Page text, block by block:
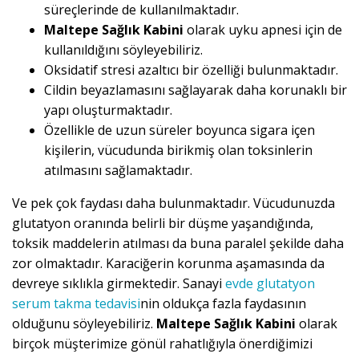
süreçlerinde de kullanılmaktadır.
Maltepe Sağlık Kabini olarak uyku apnesi için de
kullanıldığını söyleyebiliriz.
Oksidatif stresi azaltıcı bir özelliği bulunmaktadır.
Cildin beyazlamasını sağlayarak daha korunaklı bir
yapı oluşturmaktadır.
Özellikle de uzun süreler boyunca sigara içen
kişilerin, vücudunda birikmiş olan toksinlerin
atılmasını sağlamaktadır.
Ve pek çok faydası daha bulunmaktadır. Vücudunuzda
glutatyon oranında belirli bir düşme yaşandığında,
toksik maddelerin atılması da buna paralel şekilde daha
zor olmaktadır. Karaciğerin korunma aşamasında da
devreye sıklıkla girmektedir. Sanayi evde glutatyon
serum takma tedavisinin oldukça fazla faydasının
olduğunu söyleyebiliriz. Maltepe Sağlık Kabini olarak
birçok müşterimize gönül rahatlığıyla önerdiğimizi